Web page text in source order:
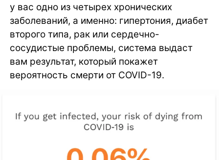
у вас одно из четырех хронических
заболеваний, а именно: гипертония, диабет
второго типа, рак или сердечно-
сосудистые проблемы, система выдаст
вам результат, который покажет
вероятность смерти от COVID-19.